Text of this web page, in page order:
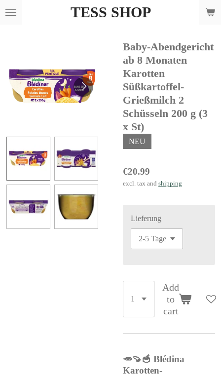
Skip
TESS SHOP
Baby-Abendgericht
ab 8 Monaten
Karotten
Süßkartoffel-
Grießmilch 2
Schüsseln 200 g (3
x St)
NEU
€20.99
excl. tax and shipping
Lieferung
Add
to
cart
🥕🍠🥣 Blédina
Karotten-